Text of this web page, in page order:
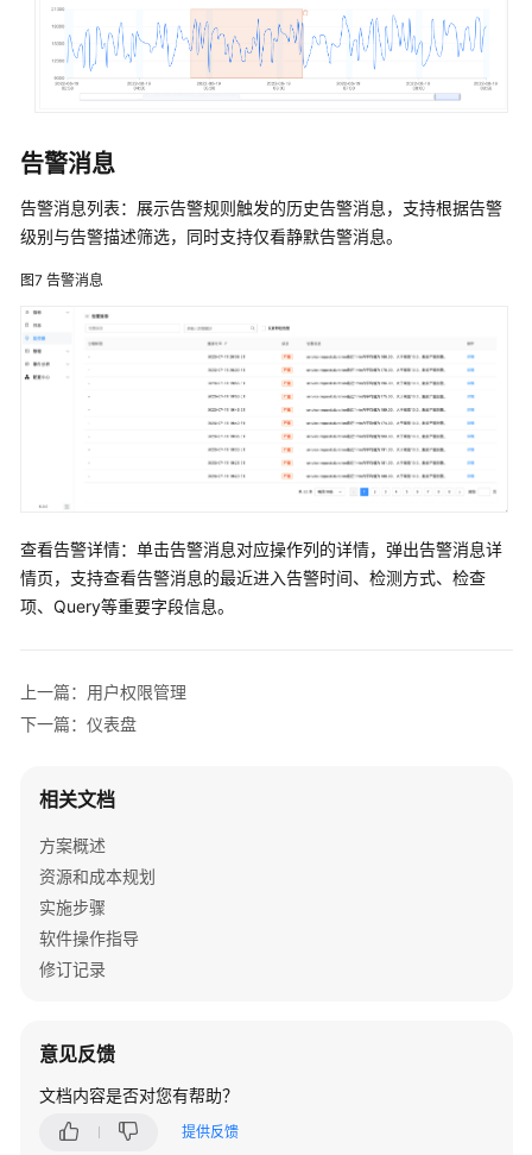
睿
产
品
生
期
理
解
决
朗
源
解
决
方
案
联
云
Copilot
能
平
台
解
决
方
盖
雅
告警消息
告警消息列表：展示告警规则触发的历史告警消息，支持根据告警
级别与告警描述筛选，同时支持仅看静默告警消息。
图7 告警消息
查看告警详情：单击告警消息对应操作列的详情，弹出告警消息详
情页，支持查看告警消息的最近进入告警时间、检测方式、检查
项、Query等重要字段信息。
上一篇：用户权限管理
下一篇：仪表盘
相关文档
方案概述
资源和成本规划
实施步骤
软件操作指导
修订记录
意见反馈
文档内容是否对您有帮助？
提供反馈